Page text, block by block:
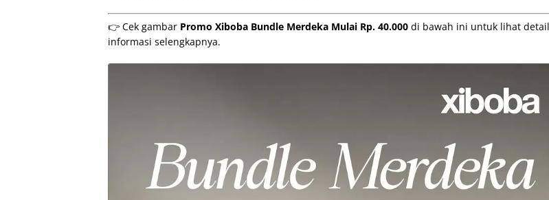
👉 Cek gambar Promo Xiboba Bundle Merdeka Mulai Rp. 40.000 di bawah ini untuk lihat
informasi selengkapnya.